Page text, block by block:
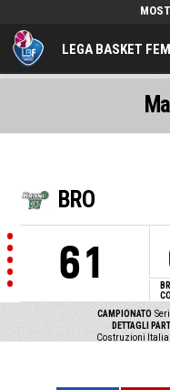
LEGA BASKET
BRO
61
CAMPIONATO
DETTAGLI
Costruzioni